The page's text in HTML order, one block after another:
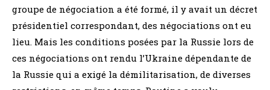
groupe de négociation a été formé, il y avait un décret
présidentiel correspondant, des négociations ont eu
lieu. Mais les conditions posées par la Russie lors de
ces négociations ont rendu l’Ukraine dépendante de
la Russie qui a exigé la démilitarisation, de diverses